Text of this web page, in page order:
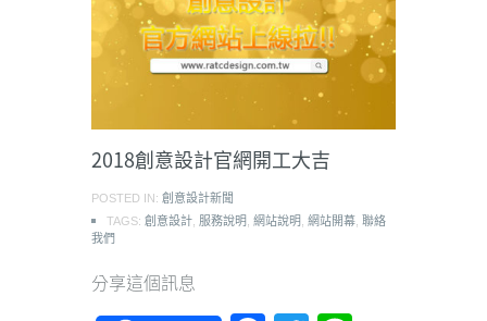
2018創意設計官網開工大吉
POSTED IN: 創意設計新聞
TAGS: 創意設計 服務說明 網站說明 網站開幕 聯絡
我們
分享這個訊息